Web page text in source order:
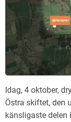
Idag, 4 oktober,
Östra skiftet, den
känsligaste delen